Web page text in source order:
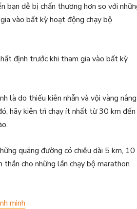
bạn dễ bị chấn thương hơn so với
vào bất kỳ hoạt động chạy bộ
định trước khi tham gia vào bất kỳ
là do thiếu kiên nhẫn và vội vàng nâng
hãy kiên trì chạy ít nhất từ 30 km đến
quãng đường có chiều dài 5 km, 10
cho những lần chạy bộ marathon
mình